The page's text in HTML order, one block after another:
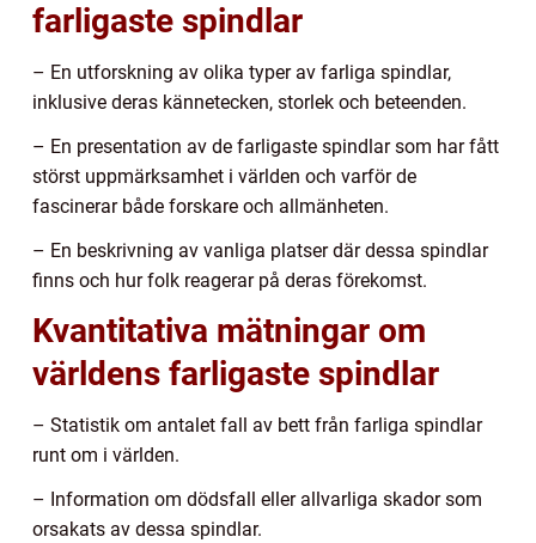
farligaste spindlar
– En utforskning av olika typer av farliga spindlar,
inklusive deras kännetecken, storlek och beteenden.
– En presentation av de farligaste spindlar som har fått
störst uppmärksamhet i världen och varför de
fascinerar både forskare och allmänheten.
– En beskrivning av vanliga platser där dessa spindlar
finns och hur folk reagerar på deras förekomst.
Kvantitativa mätningar om
världens farligaste spindlar
– Statistik om antalet fall av bett från farliga spindlar
runt om i världen.
– Information om dödsfall eller allvarliga skador som
orsakats av dessa spindlar.